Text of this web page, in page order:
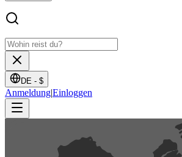
DE - $
Anmeldung|Einloggen